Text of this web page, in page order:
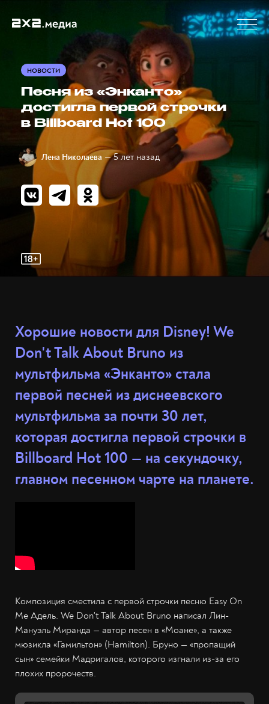
НОВОСТИ
Песня из «Энканто»
достигла первой строчки
в Billboard Hot 100
Лена Николаева — 5 лет назад
Хорошие новости для Disney! We
Don't Talk About Bruno из
мультфильма «Энканто» стала
первой песней из диснеевского
мультфильма за почти 30 лет,
которая достигла первой строчки в
Billboard Hot 100 — на секундочку,
главном песенном чарте на планете.
Композиция сместила с первой строчки песню Easy On
Me Адель. We Don't Talk About Bruno написал Лин-
Мануэль Миранда — автор песен в «Моане», а также
мюзикла «Гамильтон» (Hamilton). Бруно — «пропащий
сын» семейки Мадригалов, которого изгнали из-за его
плохих пророчеств.